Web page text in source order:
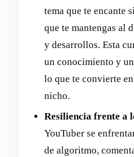
tema que te encante
que te mantengas al
y desarrollos. Esta
un conocimiento y
lo que te convierte
nicho.
Resiliencia frente a
YouTuber se
de algoritmo,